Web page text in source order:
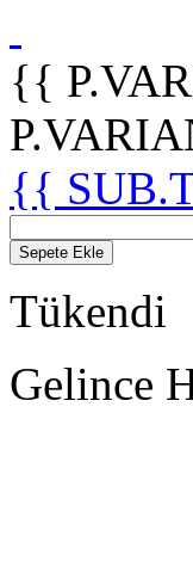
{{
{{
Sepete Ekle
Tükendi
Gelince